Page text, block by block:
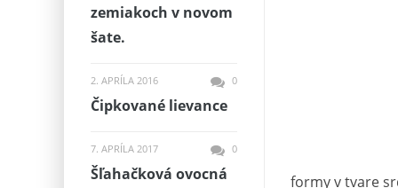
formy v ​​tvare
zemiakoch v novom
šate.
2. APRÍLA 2016 0
Čipkované lievance
7. APRÍLA 2017 0
Šľahačková ovocná